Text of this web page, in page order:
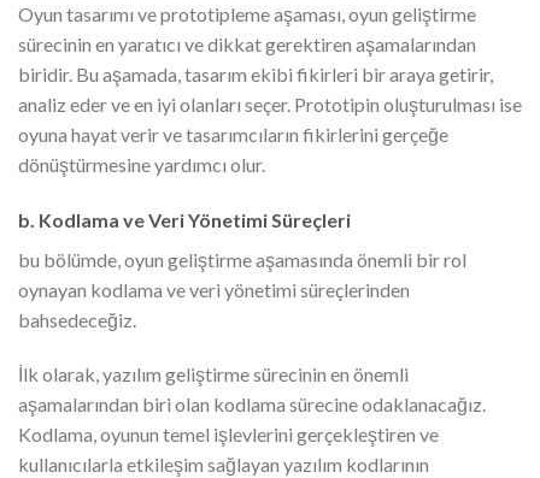
Oyun tasarımı ve prototipleme aşaması, oyun geliştirme
sürecinin en yaratıcı ve dikkat gerektiren aşamalarından
biridir. Bu aşamada, tasarım ekibi fikirleri bir araya getirir,
analiz eder ve en iyi olanları seçer. Prototipin oluşturulması ise
oyuna hayat verir ve tasarımcıların fikirlerini gerçeğe
dönüştürmesine yardımcı olur.
b. Kodlama ve Veri Yönetimi Süreçleri
bu bölümde, oyun geliştirme aşamasında önemli bir rol
oynayan kodlama ve veri yönetimi süreçlerinden
bahsedeceğiz.
İlk olarak, yazılım geliştirme sürecinin en önemli
aşamalarından biri olan kodlama sürecine odaklanacağız.
Kodlama, oyunun temel işlevlerini gerçekleştiren ve
kullanıcılarla etkileşim sağlayan yazılım kodlarının